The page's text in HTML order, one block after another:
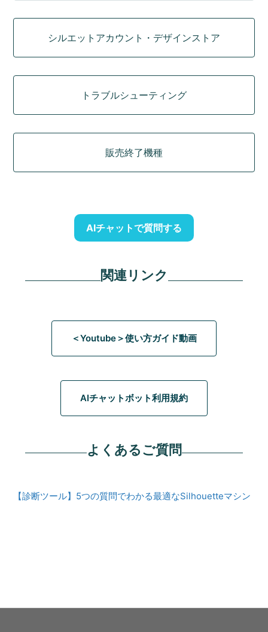
シルエットアカウント・デザインストア
トラブルシューティング
販売終了機種
AIチャットで質問する
関連リンク
＜Youtube＞使い方ガイド動画
AIチャットボット利用規約
よくあるご質問
【診断ツール】5つの質問でわかる最適なSilhouetteマシン